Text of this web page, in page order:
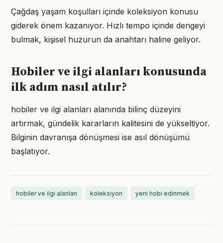
Çağdaş yaşam koşulları içinde koleksiyon konusu
giderek önem kazanıyor. Hızlı tempo içinde dengeyi
bulmak, kişisel huzurun da anahtarı haline geliyor.
Hobiler ve ilgi alanları konusunda
ilk adım nasıl atılır?
hobiler ve ilgi alanları alanında bilinç düzeyini
artırmak, gündelik kararların kalitesini de yükseltiyor.
Bilginin davranışa dönüşmesi ise asıl dönüşümü
başlatıyor.
hobiler ve ilgi alanları koleksiyon yeni hobi edinmek